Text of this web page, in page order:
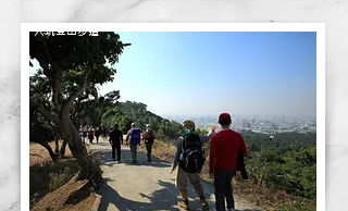
大坑登山步道